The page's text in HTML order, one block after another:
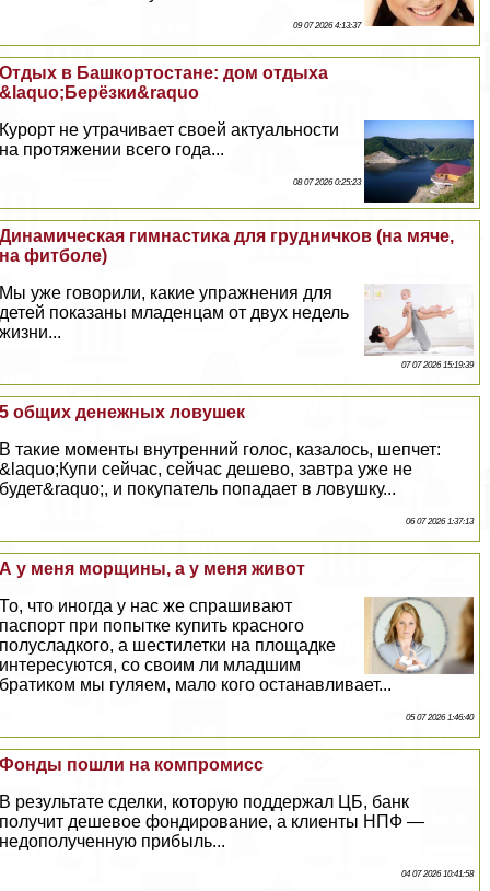
09 07 2026 4:13:37
Отдых в Башкортостане: дом отдыха
&laquo;Берёзки&raquo
Курорт не утрачивает своей актуальности
на протяжении всего года...
08 07 2026 0:25:23
Динамическая гимнастика для грудничков (на мяче,
на фитболе)
Мы уже говорили, какие упражнения для
детей показаны младенцам от двух недель
жизни...
07 07 2026 15:19:39
5 общих денежных ловушек
В такие моменты внутренний голос, казалось, шепчет:
&laquo;Купи сейчас, сейчас дешево, завтра уже не
будет&raquo;, и покупатель попадает в ловушку...
06 07 2026 1:37:13
А у меня морщины, а у меня живот
То, что иногда у нас же спрашивают
паспорт при попытке купить красного
полусладкого, а шестилетки на площадке
интересуются, со своим ли младшим
братиком мы гуляем, мало кого останавливает...
05 07 2026 1:46:40
Фонды пошли на компромисс
В результате сделки, которую поддержал ЦБ, банк
получит дешевое фондирование, а клиенты НПФ —
недополученную прибыль...
04 07 2026 10:41:58